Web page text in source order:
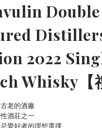
Double
2022
Whisky【
老的酒廠
酒莊之一
愛好者的理想選擇